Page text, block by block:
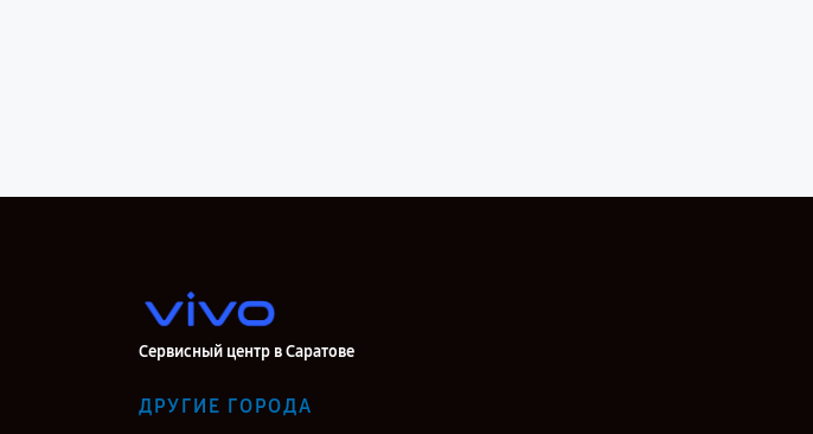
Сервисный центр в Саратове
ДРУГИЕ ГОРОДА